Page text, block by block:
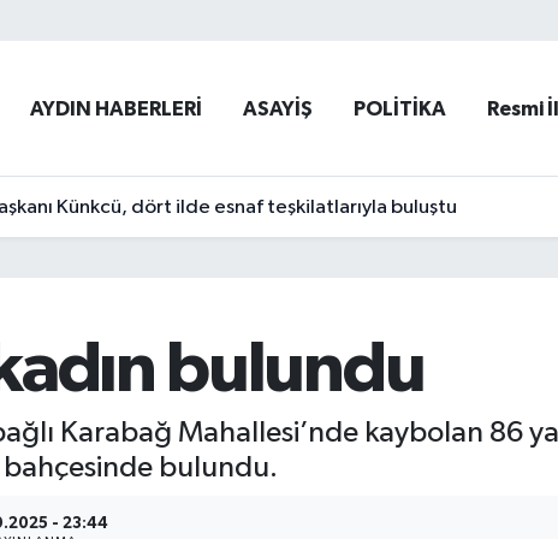
AYDIN HABERLERİ ASAYİŞ POLİTİKA Resmi
Künkcü, dört ilde esnaf teşkilatlarıyla buluştu
bulundu
Karabağ Mahallesi’nde kaybolan 86
bulundu.
- 23:44